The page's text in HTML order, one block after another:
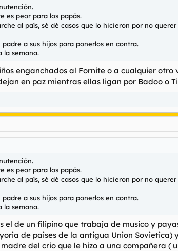
es peor para los papás.
al país, sé dé casos que lo hicieron por no querer
a sus hijos para ponerlos en contra.
la semana.
enganchados al Fornite o a cualquier
en paz mientras ellas ligan por Badoo o
es peor para los papás.
al país, sé dé casos que lo hicieron por no querer
a sus hijos para ponerlos en contra.
la semana.
el de un filipino que trabaja de musico y
de paises de la antigua Union Sovietica)
madre del crio que le hizo a una